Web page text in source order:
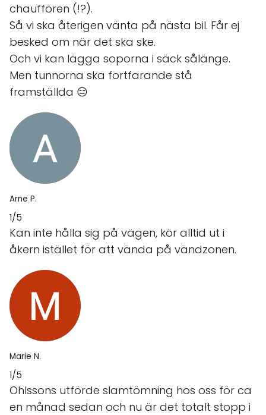
chauffören (!?).
Så vi ska återigen vänta på nästa bil. Får ej
besked om när det ska ske.
Och vi kan lägga soporna i säck sålänge.
Men tunnorna ska fortfarande stå
framställda 😑
Arne P.
1/5
Kan inte hålla sig på vägen, kör alltid ut i
åkern istället för att vända på vändzonen.
Marie N.
1/5
Ohlssons utförde slamtömning hos oss för ca
en månad sedan och nu är det totalt stopp i